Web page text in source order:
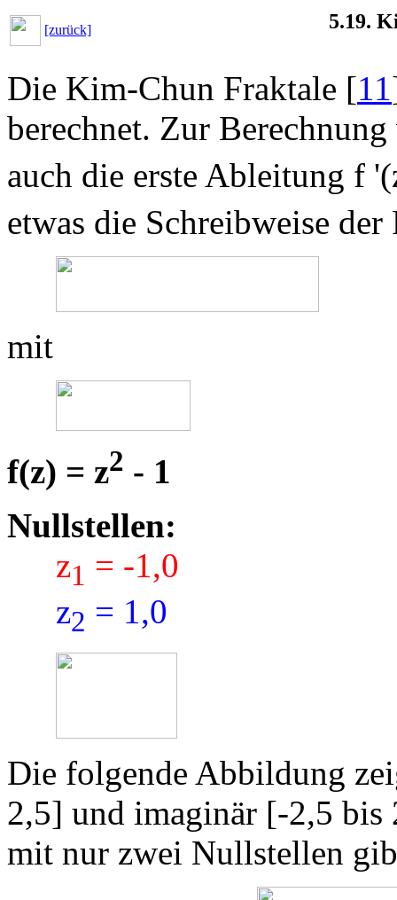
[zurück] 5.19.
Die Kim-Chun Fraktale [11
berechnet. Zur
auch die erste Ableitung f
etwas die Schreibweise
mit
f(z) = z2 - 1
Nullstellen:
z1 = -1,0
z2 = 1,0
Die folgende Abbildung
2,5] und imaginär [-2,5
mit nur zwei Nullstellen